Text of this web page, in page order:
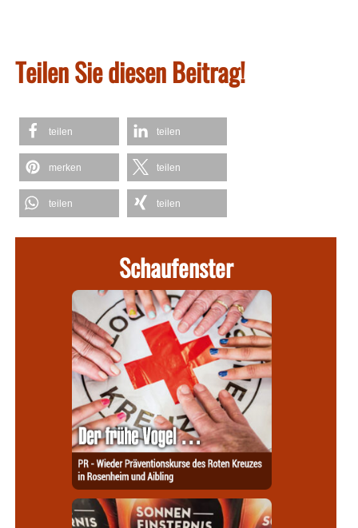
Teilen Sie diesen Beitrag!
teilen teilen
merken teilen
teilen teilen
Schaufenster